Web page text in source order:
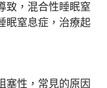
致，混合性睡眠窒
眠窒息症，治療起
塞性，常見的原因